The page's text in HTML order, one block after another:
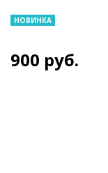
НОВИНКА
900 руб.